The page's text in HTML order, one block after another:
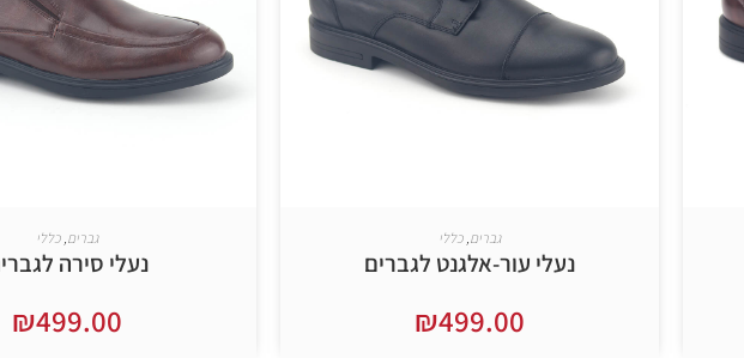
גברים כללי
נעלי עור-אלגנט לגברים
₪499.00
גברים כללי
נעלי סירה
₪499.00